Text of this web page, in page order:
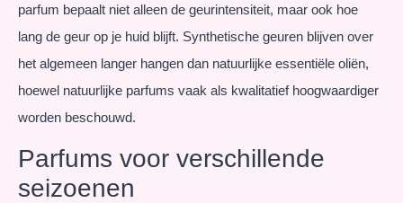
parfum bepaalt niet alleen de geurintensiteit, maar ook hoe
lang de geur op je huid blijft. Synthetische geuren blijven over
het algemeen langer hangen dan natuurlijke essentiële oliën,
hoewel natuurlijke parfums vaak als kwalitatief hoogwaardiger
worden beschouwd.
Parfums voor verschillende
seizoenen